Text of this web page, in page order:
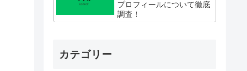
プロフィールについて徹底
調査！
カテゴリー